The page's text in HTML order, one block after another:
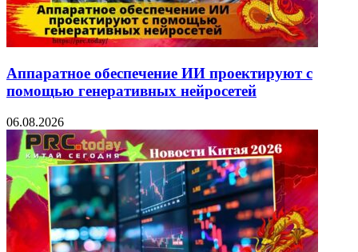
Аппаратное обеспечение ИИ проектируют с
помощью генеративных нейросетей
06.08.2026